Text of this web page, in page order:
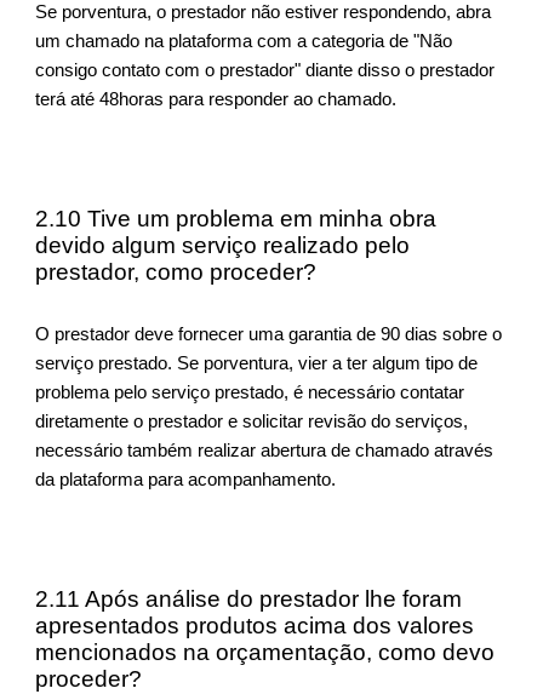
Se porventura, o prestador não estiver respondendo, abra
um chamado na plataforma com a categoria de "Não
consigo contato com o prestador" diante disso o prestador
terá até 48horas para responder ao chamado.
2.10 Tive um problema em minha obra
devido algum serviço realizado pelo
prestador, como proceder?
O prestador deve fornecer uma garantia de 90 dias sobre o
serviço prestado. Se porventura, vier a ter algum tipo de
problema pelo serviço prestado, é necessário contatar
diretamente o prestador e solicitar revisão do serviços,
necessário também realizar abertura de chamado através
da plataforma para acompanhamento.
2.11 Após análise do prestador lhe foram
apresentados produtos acima dos valores
mencionados na orçamentação, como devo
proceder?